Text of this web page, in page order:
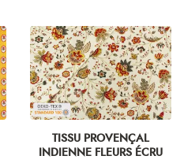
TISSU PROVENÇAL
INDIENNE FLEURS ÉCRU